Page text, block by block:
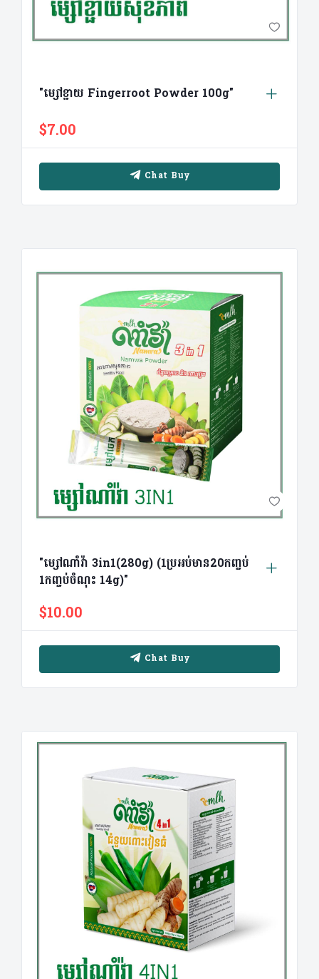
"ម្សៅខ្ជាយ Fingerroot Powder 100g"
$7.00
Chat Buy
"ម្សៅណាំវ៉ា 3in1(280g) (1ប្រអប់មាន​20កញ្ចប់
1កញ្ចប់ចំណុះ 14g)"
$10.00
Chat Buy